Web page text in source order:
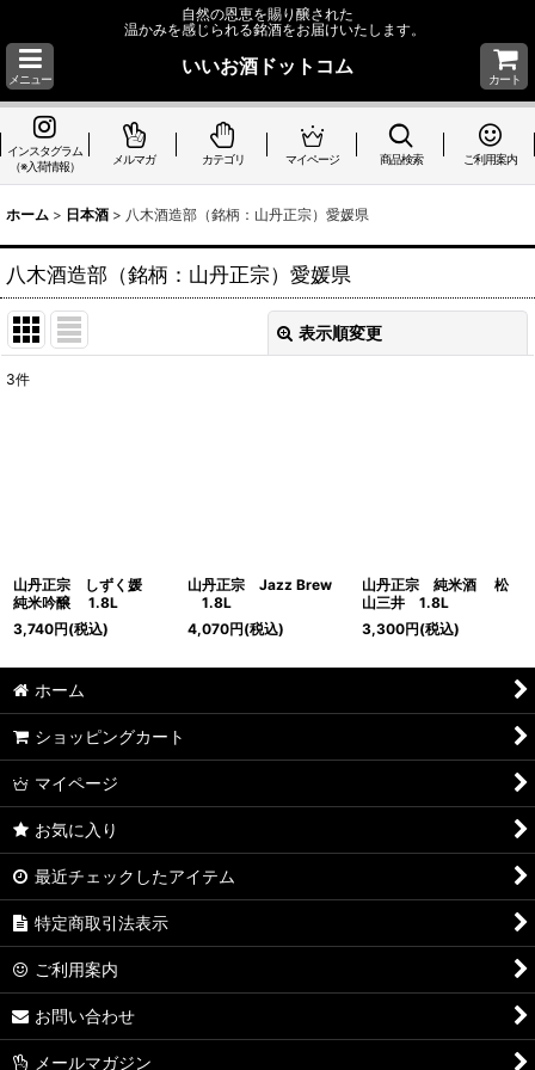
自然の恩恵を賜り醸された
温かみを感じられる銘酒をお届けいたします。
メニュー
いいお酒ドットコム
カート
インスタグラム
（※入荷情報）
メルマガ カテゴリ マイページ 商品検索 ご利用案内
ホーム > 日本酒 > 八木酒造部（銘柄：山丹正宗）愛媛県
八木酒造部（銘柄：山丹正宗）愛媛県
表示順変更
3件
山丹正宗 しずく媛
純米吟醸 1.8L
3,740円(税込)
山丹正宗 Jazz Brew
1.8L
4,070円(税込)
山丹正宗 純米酒 松
山三井 1.8L
3,300円(税込)
ホーム
ショッピングカート
マイページ
お気に入り
最近チェックしたアイテム
特定商取引法表示
ご利用案内
お問い合わせ
メールマガジン